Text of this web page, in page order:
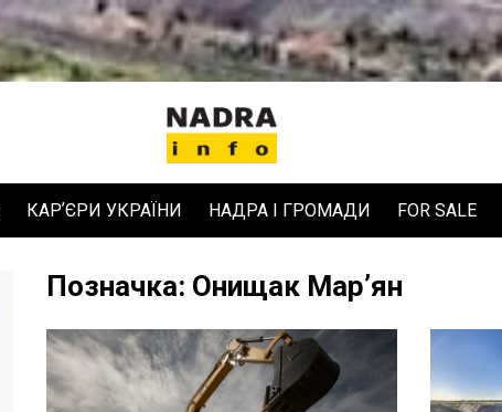
КАРʼЄРИ УКРАЇНИ НАДРА І ГРОМАДИ FOR SALE
Позначка: Онищак Марʼян